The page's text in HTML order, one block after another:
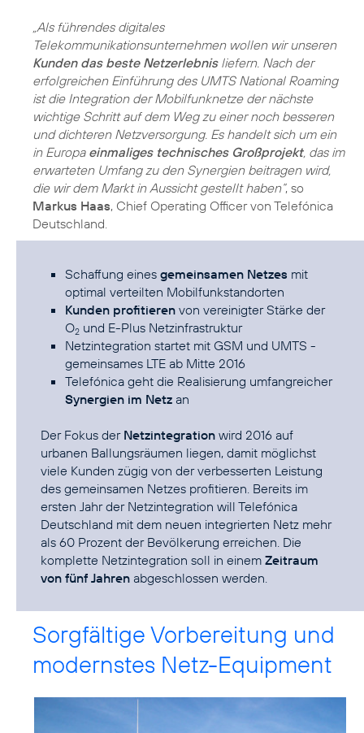
„Als führendes digitales
Telekommunikationsunternehmen wollen wir unseren
Kunden das beste Netzerlebnisliefern. Nach der
erfolgreichen Einführung des UMTS National Roaming
ist die Integration der Mobilfunknetze der nächste
wichtige Schritt auf dem Weg zu einer noch besseren
und dichteren Netzversorgung. Es handelt sich um ein
in Europa einmaliges technisches Großprojekt, das im
erwarteten Umfang zu den Synergien beitragen wird,
die wir dem Markt in Aussicht gestellt haben“, so
Markus Haas, Chief Operating Officer von Telefónica
Deutschland.
Schaffung eines gemeinsamen Netzes mit
optimal verteilten Mobilfunkstandorten
Kunden profitieren von vereinigter Stärke der
O2 und E-Plus Netzinfrastruktur
Netzintegration startet mit GSM und UMTS -
gemeinsames LTE ab Mitte 2016
Telefónica geht die Realisierung umfangreicher
Synergien im Netz an
Der Fokus der Netzintegration wird 2016 auf
urbanen Ballungsräumen liegen, damit möglichst
viele Kunden zügig von der verbesserten Leistung
des gemeinsamen Netzes profitieren. Bereits im
ersten Jahr der Netzintegration will Telefónica
Deutschland mit dem neuen integrierten Netz mehr
als 60 Prozent der Bevölkerung erreichen. Die
komplette Netzintegration soll in einem Zeitraum
von fünf Jahren abgeschlossen werden.
Sorgfältige Vorbereitung und
modernstes Netz-Equipment